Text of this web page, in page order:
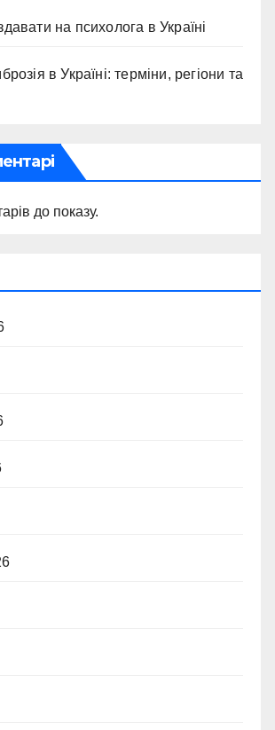
на психолога в Україні
в Україні: терміни, регіони та
до показу.